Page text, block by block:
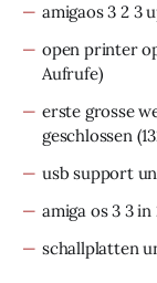
amigaos 3 2 3
open printer
Aufrufe)
erste grosse
geschlossen
usb support
amiga os 3 3 in
schallplatten